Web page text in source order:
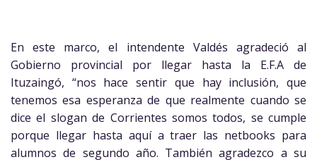
En este marco, el intendente Valdés agradeció al
Gobierno provincial por llegar hasta la E.F.A de
Ituzaingó, “nos hace sentir que hay inclusión, que
tenemos esa esperanza de que realmente cuando se
dice el slogan de Corrientes somos todos, se cumple
porque llegar hasta aquí a traer las netbooks para
alumnos de segundo año. También agradezco a su